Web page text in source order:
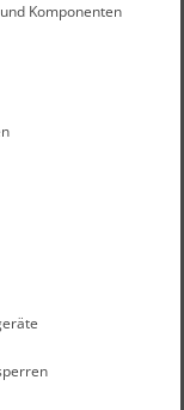
Komponenten